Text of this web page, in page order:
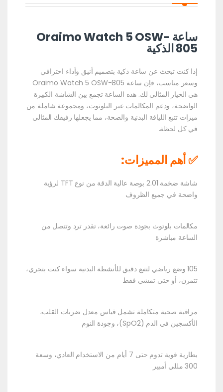
ساعة Oraimo Watch 5 OSW-
805 الذكية
إذا كنت تبحث عن ساعة ذكية بتصميم أنيق وأداء احترافي
وسعر مناسب، فإن ساعة Oraimo Watch 5 OSW-805
هي الخيار المثالي لك. هذه الساعة تجمع بين الشاشة الكبيرة
الواضحة، ودعم المكالمات عبر البلوتوث، ومجموعة شاملة من
ميزات تتبع اللياقة البدنية والصحة، مما يجعلها رفيقك المثالي
في كل لحظة.
✅ أهم المميزات:
شاشة ضخمة 2.01 بوصة عالية الدقة من نوع TFT لرؤية
واضحة في جميع الظروف
مكالمات بلوتوث بجودة صوت رائعة، تقدر ترد وتتصل من
الساعة مباشرة
105 وضع رياضي لتتبع دقيق للأنشطة البدنية سواء كنت بتجري،
تتمرن، أو حتى تمشي فقط
مراقبة صحية متكاملة تشمل قياس معدل ضربات القلب،
الأكسجين في الدم (SpO2)، وجودة النوم
بطارية قوية تدوم حتى 7 أيام من الاستخدام العادي، وسعة
300 مللي أمبير